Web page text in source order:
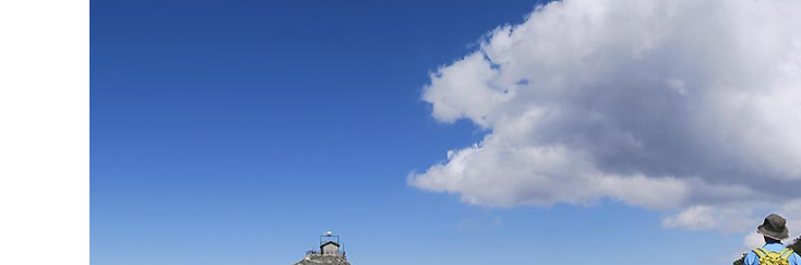
Art der Tour:
Schwierigkeitsgrad:
von
bis